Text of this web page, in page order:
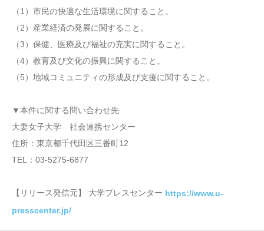
（1）市民の快適な生活環境に関すること。
（2）産業経済の発展に関すること。
（3）保健、医療及び福祉の充実に関すること。
（4）教育及び文化の振興に関すること。
（5）地域コミュニティの形成及び支援に関すること。
▼本件に関する問い合わせ先
大妻女子大学 社会連携センター
住所：東京都千代田区三番町12
TEL：03-5275-6877
【リリース発信元】 大学プレスセンター https://www.u-
presscenter.jp/